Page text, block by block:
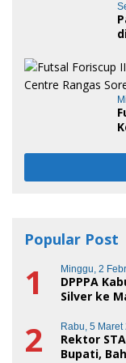
Popular Post
1 Minggu, 2
DPPPA
Silver ke
2 Rabu, 5 Maret
Rektor
Bupati,